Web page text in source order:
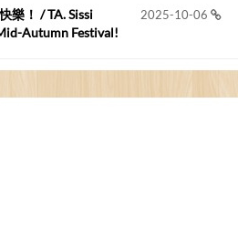
莘莘學子。有...
2025-10-06
樂！ / TA. Sissi
Autumn Festival!
at the Computer? Pay More